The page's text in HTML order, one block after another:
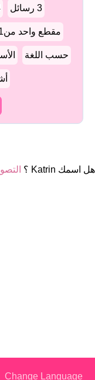
3 رسائل
مقطع واحد من1
حسب اللغة
هل اسمك Katrin ؟
Change Language